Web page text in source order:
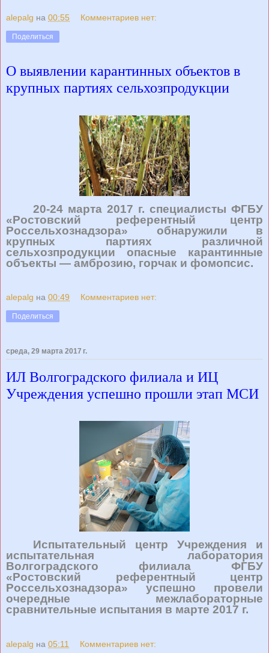
alepalg на 00:55 Комментариев нет:
Поделиться
О выявлении карантинных объектов в
крупных партиях сельхозпродукции
20-24 марта 2017 г. специалисты ФГБУ
«Ростовский референтный центр
Россельхознадзора» обнаружили в
крупных партиях различной
сельхозпродукции опасные карантинные
объекты — амброзию, горчак и фомопсис.
alepalg на 00:49 Комментариев нет:
Поделиться
среда, 29 марта 2017 г.
ИЛ Волгоградского филиала и ИЦ
Учреждения успешно прошли этап МСИ
Испытательный центр Учреждения и
испытательная лаборатория
Волгоградского филиала ФГБУ
«Ростовский референтный центр
Россельхознадзора» успешно провели
очередные межлабораторные
сравнительные испытания в марте 2017 г.
alepalg на 05:11 Комментариев нет: